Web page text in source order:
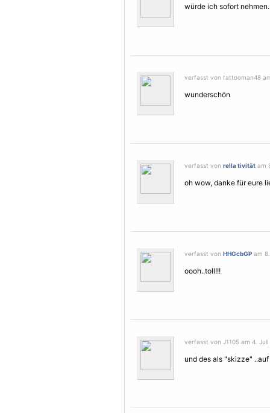
würde ich sofort
verfasst von tattooman48
wunderschön
verfasst von rella tivität am
oh wow, danke für eure
verfasst von HHGcbGP am
oooh..toll!!!
verfasst von J1105 am 4. Juli
und des als "skizze"